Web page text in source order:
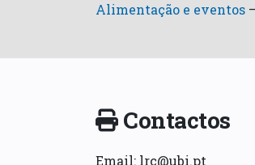
Alimentação e eventos
Contactos
Email: lrc@ubi.pt